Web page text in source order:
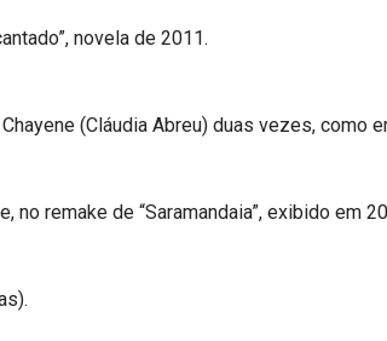
novela de 2011.
(Cláudia Abreu) duas vezes, como
remake de “Saramandaia”, exibido em